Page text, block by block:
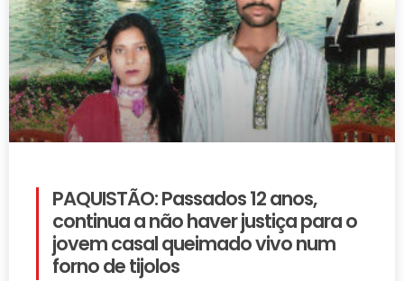
PAQUISTÃO: Passados 12 anos,
continua a não haver justiça para o
jovem casal queimado vivo num
forno de tijolos